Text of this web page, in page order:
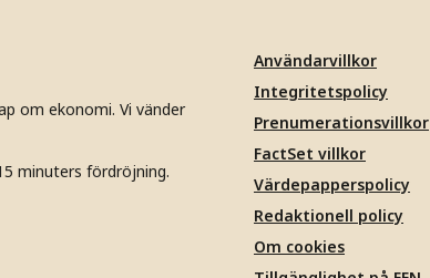
om ekonomi. Vi vänder
minuters fördröjning.
Användarvillkor
Integritetspolicy
Prenumerationsvillkor
FactSet villkor
Värdepapperspolicy
Redaktionell policy
Om cookies